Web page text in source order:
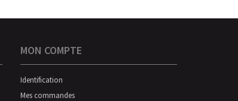
MON COMPTE
Identification
Mes commandes